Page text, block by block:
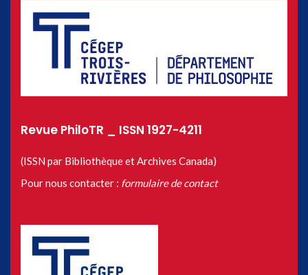
Revue PhiloTR _ ISSN 1927-4211
(ISSN par Bibliothèque et Archives Canada)
Pour nous contacter : formulaire de contact